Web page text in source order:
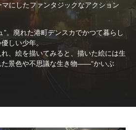
マにしたファンタジックなアクション
”。廃れた港町デンスカでかつて暮らし
しい少年。
、絵を描いてみると、描いた絵には生
た景色や不思議な生き物――“かいぶ